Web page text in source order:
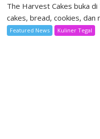
The Harvest Cakes buka
cakes, bread, cookies, dan
Featured News Kuliner Tegal